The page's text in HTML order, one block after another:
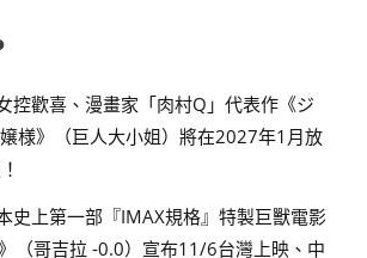
控歡喜、漫畫家「肉村Q」代表作《ジ
様》（巨人大小姐）將在2027年1月放
史上第一部『IMAX規格』特製巨獸電影
（哥吉拉 -0.0）宣布11/6台灣上映、中